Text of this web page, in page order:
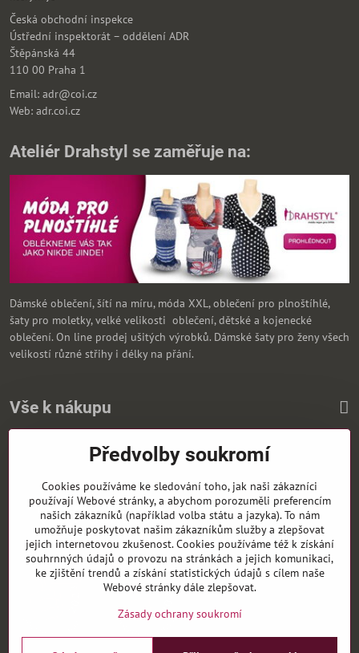
Česká obchodní inspekce
Ústřední inspektorát – oddělení ADR
Štěpánská 44
110 00 Praha 1
Email: adr@coi.cz
Web: adr.coi.cz
Ateliér Drahstyl se zaměřuje na:
Dámské oblečení, šítí na míru, móda XXL, oblečení pro plnoštíhlé,
šaty pro moletky, velké velikosti oblečení, dětské a kojenecké
oblečení. On line prodej ušitých výrobků. Dámské šaty pro ženy všech
velikostí různé střihy i délky na přání.
Vše k nákupu
Zasíláme i na SlovenskoPředvolby soukromí
Cookies používáme ke sledování toho, jak naši zákazníci
používají Webové stránky, a abychom porozuměli preferencím
našich zákazníků (například volba státu a jazyka). To nám
umožňuje poskytovat našim zákazníkům služby a zlepšovat
jejich internetovou zkušenost. Cookies používáme též k získání
souhrnných údajů o provozu na stránkách a jejich komunikaci,
ke zjištění trendů a získání statistických údajů s cílem naše
Webové stránky dále zlepšovat.
Zásady ochrany soukromí